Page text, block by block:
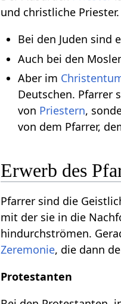
und christliche Priester.
Bei den Juden sind
Auch bei den
Aber im
Deutschen. Pfarrer
von Priestern,
von dem Pfarrer,
Erwerb des
Pfarrer sind die
mit der sie in die
hindurchströmen.
Zeremonie, die dann
Protestanten